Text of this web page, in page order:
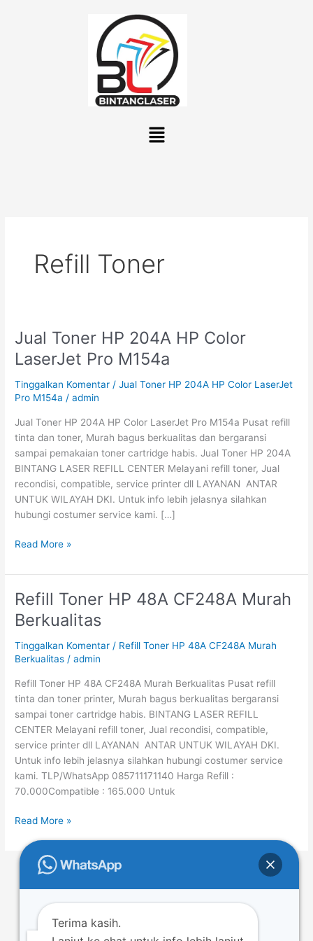
Menu
Refill Toner
Jual Toner HP 204A HP Color
LaserJet Pro M154a
Tinggalkan Komentar /Jual Toner HP 204A HP Color LaserJet
Pro M154a /admin
Jual Toner HP 204A HP Color LaserJet Pro M154a Pusat refill
tinta dan toner, Murah bagus berkualitas dan bergaransi
sampai pemakaian toner cartridge habis. Jual Toner HP 204A
BINTANG LASER REFILL CENTER Melayani refill toner, Jual
recondisi, compatible, service printer dll LAYANAN ANTAR
UNTUK WILAYAH DKI. Untuk info lebih jelasnya silahkan
hubungi costumer service kami. […]
Jual
Toner
HP
204A
HP
LaserJet
Pro
M154a
Read More »
Refill Toner HP 48A CF248A Murah
Berkualitas
Tinggalkan Komentar / Refill Toner HP 48A CF248A Murah
Berkualitas /admin
Refill Toner HP 48A CF248A Murah Berkualitas Pusat refill
tinta dan toner printer, Murah bagus berkualitas bergaransi
sampai toner cartridge habis. BINTANG LASER REFILL
CENTER Melayani refill toner, Jual recondisi, compatible,
service printer dll LAYANAN ANTAR UNTUK WILAYAH DKI.
Untuk info lebih jelasnya silahkan hubungi costumer service
kami. TLP/WhatsApp 085711171140 Harga Refill :
70.000Compatible : 165.000 Untuk
Refill
Toner
HP
48A
CF248A
Berkualitas
Read More »
54
Terima kasih.